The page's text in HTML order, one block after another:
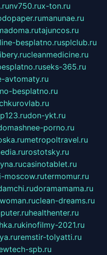
nv750.rux-ton.ru
manunae.ru
tajuncos.ru
besplatno.rusplclub.ru
cleanmedicine.ru
seks-365.ru
avtomaty.ru
besplatno.ru
don-ykt.ru
porno.ru
metropoltravel.ru
rostotsky.ru
casinotablet.ru
moscow.rutermomur.ru
doramamama.ru
clean-dreams.ru
healthenter.ru
kinofilmy-2021.ru
remstir-tolyatti.ru
spb.ru